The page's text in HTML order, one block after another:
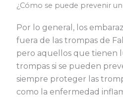
¿Cómo se puede prevenir
Por lo general, los
fuera de las trompas de
pero aquellos que tienen
trompas si se pueden
siempre proteger las
como la enfermedad